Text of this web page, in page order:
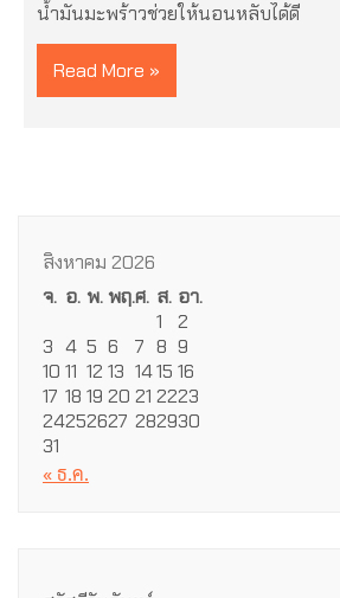
น้ำมันมะพร้าวช่วยให้นอนหลับ
Read More »
สิงหาคม 2026
จ. อ. พ.พฤ.ศ. ส. อา.
1
2
3 4 5 6 7 8 9
10 11 12 13 1415 16
17 18 19 20 21 2223
24252627 282930
31
« ธ.ค.